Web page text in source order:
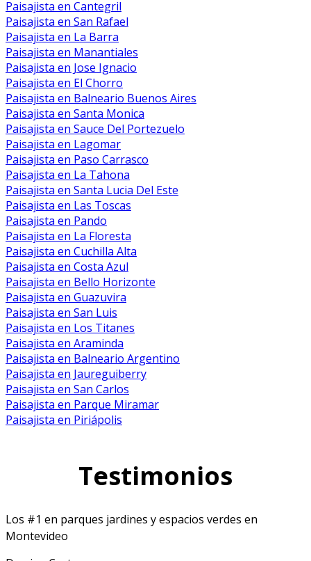
Paisajista en Cantegril
Paisajista en San Rafael
Paisajista en La Barra
Paisajista en Manantiales
Paisajista en Jose Ignacio
Paisajista en El Chorro
Paisajista en Balneario Buenos Aires
Paisajista en Santa Monica
Paisajista en Sauce Del Portezuelo
Paisajista en Lagomar
Paisajista en Paso Carrasco
Paisajista en La Tahona
Paisajista en Santa Lucia Del Este
Paisajista en Las Toscas
Paisajista en Pando
Paisajista en La Floresta
Paisajista en Cuchilla Alta
Paisajista en Costa Azul
Paisajista en Bello Horizonte
Paisajista en Guazuvira
Paisajista en San Luis
Paisajista en Los Titanes
Paisajista en Araminda
Paisajista en Balneario Argentino
Paisajista en Jaureguiberry
Paisajista en San Carlos
Paisajista en Parque Miramar
Paisajista en Piriápolis
Testimonios
Los #1 en parques jardines y espacios verdes en
Montevideo